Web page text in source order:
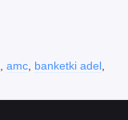
, amc, banketki adel,